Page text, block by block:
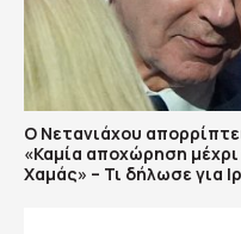
Ο Νετανιάχου
«Καμία αποχώρηση
Χαμάς» – Τι δήλωσε για